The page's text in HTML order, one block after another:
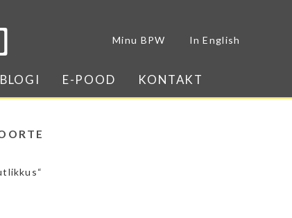
Minu BPW In English
BLOGI E-POOD KONTAKT